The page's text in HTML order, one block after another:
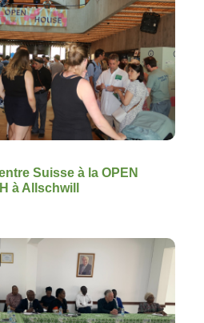
Suisse à la OPEN
à Allschwill